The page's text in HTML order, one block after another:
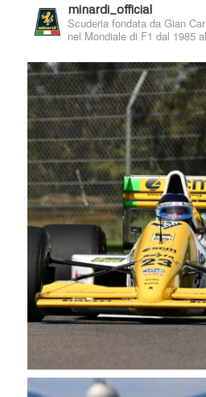
minardi_official
Scuderia fondata da Gian
nel Mondiale di F1 dal 1985